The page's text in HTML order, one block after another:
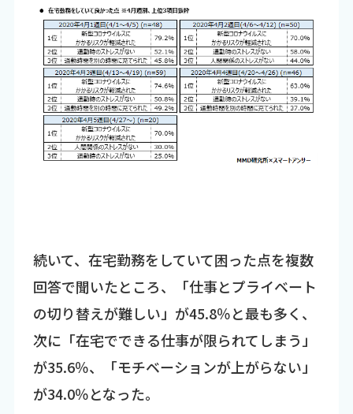
続いて、在宅勤務をしていて困った点を複数
回答で聞いたところ、「仕事とプライベート
の切り替えが難しい」が45.8％と最も多く、
次に「在宅でできる仕事が限られてしまう」
が35.6％、「モチベーションが上がらない」
が34.0％となった。